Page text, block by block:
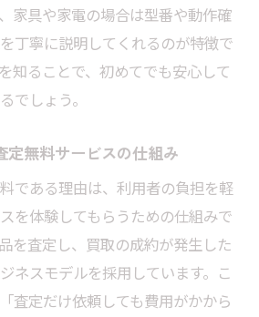
家具や家電の場合は型番や動作確
丁寧に説明してくれるのが特徴で
知ることで、初めてでも安心して
でしょう。
定無料サービスの仕組み
である理由は、利用者の負担を軽
を体験してもらうための仕組みで
を査定し、買取の成約が発生した
ネスモデルを採用しています。こ
査定だけ依頼しても費用がかから